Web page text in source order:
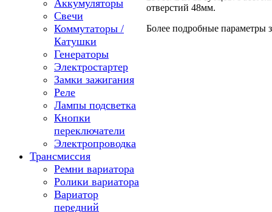
Аккумуляторы
Свечи
Коммутаторы /
Катушки
Генераторы
Электростартер
Замки зажигания
Реле
Лампы подсветка
Кнопки
переключатели
Электропроводка
Трансмиссия
Ремни вариатора
Ролики вариатора
Вариатор
передний
отверстий 48мм.
Более подробные параметры